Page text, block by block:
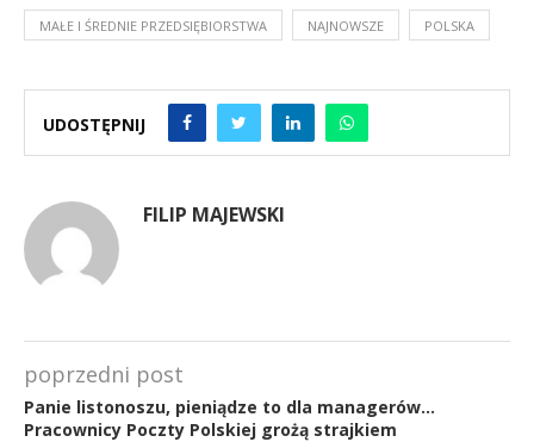
MAŁE I ŚREDNIE PRZEDSIĘBIORSTWA NAJNOWSZE POLSKA
UDOSTĘPNIJ
FILIP MAJEWSKI
poprzedni post
Panie listonoszu, pieniądze to dla managerów…
Pracownicy Poczty Polskiej grożą strajkiem